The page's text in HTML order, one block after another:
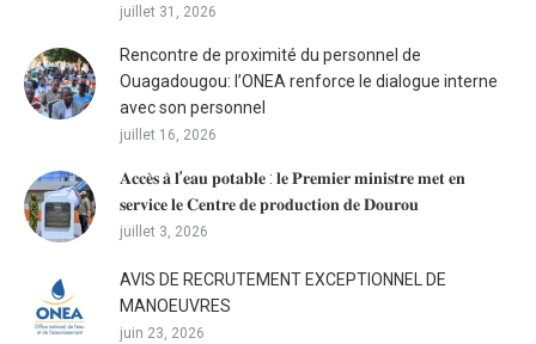
juillet 31, 2026
Rencontre de proximité du personnel de
Ouagadougou: l’ONEA renforce le dialogue interne
avec son personnel
juillet 16, 2026
𝐀𝐜𝐜𝐞̀𝐬 𝐚̀ 𝐥’𝐞𝐚𝐮 𝐩𝐨𝐭𝐚𝐛𝐥𝐞 : 𝐥𝐞 𝐏𝐫𝐞𝐦𝐢𝐞𝐫 𝐦𝐢𝐧𝐢𝐬𝐭𝐫𝐞 𝐦𝐞𝐭 𝐞𝐧
𝐬𝐞𝐫𝐯𝐢𝐜𝐞 𝐥𝐞 𝐂𝐞𝐧𝐭𝐫𝐞 𝐝𝐞 𝐩𝐫𝐨𝐝𝐮𝐜𝐭𝐢𝐨𝐧 𝐝𝐞 𝐃𝐨𝐮𝐫𝐨𝐮
juillet 3, 2026
AVIS DE RECRUTEMENT EXCEPTIONNEL DE
MANOEUVRES
juin 23, 2026